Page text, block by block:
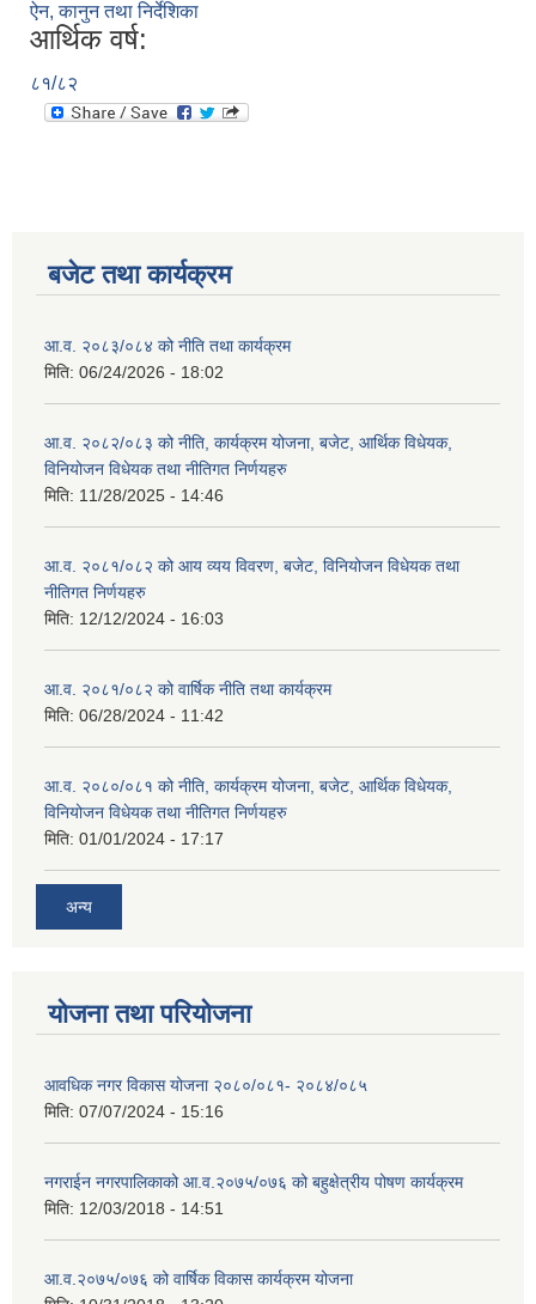
ऐन, कानुन तथा निर्देशिका
आर्थिक वर्ष:
८१/८२
बजेट तथा कार्यक्रम
आ.व. २०८३/०८४ को नीति तथा कार्यक्रम
मिति: 06/24/2026 - 18:02
आ.व. २०८२/०८३ को नीति, कार्यक्रम योजना, बजेट, आर्थिक विधेयक,
विनियोजन विधेयक तथा नीतिगत निर्णयहरु
मिति: 11/28/2025 - 14:46
आ.व. २०८१/०८२ को आय व्यय विवरण, बजेट, विनियोजन विधेयक तथा
नीतिगत निर्णयहरु
मिति: 12/12/2024 - 16:03
आ.व. २०८१/०८२ को वार्षिक नीति तथा कार्यक्रम
मिति: 06/28/2024 - 11:42
आ.व. २०८०/०८१ को नीति, कार्यक्रम योजना, बजेट, आर्थिक विधेयक,
विनियोजन विधेयक तथा नीतिगत निर्णयहरु
मिति: 01/01/2024 - 17:17
अन्य
योजना तथा परियोजना
आवधिक नगर विकास योजना २०८०/०८१- २०८४/०८५
मिति: 07/07/2024 - 15:16
नगराईन नगरपालिकाको आ.व.२०७५/०७६ को बहुक्षेत्रीय पोषण कार्यक्रम
मिति: 12/03/2018 - 14:51
आ.व.२०७५/०७६ को वार्षिक विकास कार्यक्रम योजना